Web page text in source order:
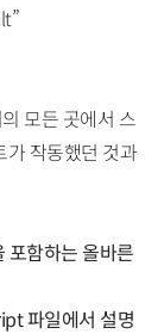
모든 곳에서 스
가 작동했던 것과
포함하는 올바른
파일에서 설명